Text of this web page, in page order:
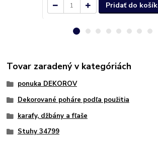
Pridať do
Tovar zaradený v kategóriách
ponuka DEKOROV
Dekorované poháre podľa použitia
karafy, džbány a fľaše
Stuhy 34799